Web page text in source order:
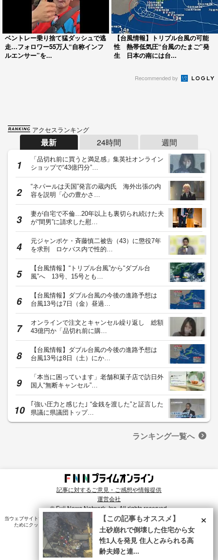
ベントレー乗り捨て猛ダッシュで逃
走…フォロワー55万人“自称インフ
ルエンサー”を...
【台風情報】トリプル台風の可能
性 熱帯低気圧“台風のたまご”発
生 日本の南には台...
Recommended by
アクセスランキング
最新 24時間 週間
「品切れ前に買うと満足感」集英社オンライン
ショップで“43億円分”…
“ネパールは天国”発言の蔵内氏 海外出張の内
容を説明「心の豊かさ…
妻が自宅で不倫…20年以上も裏切られ続けた夫
が“間男”に請求した慰…
元ジャンポケ・斉藤慎二被告（43）に懲役7年
を求刑 ロケバス内で性的…
【台風情報】“トリプル台風”から“ダブル台
風”へ 13号、15号とも…
【台風情報】ダブル台風の今後の進路予想は
台風13号は7日（金）昼過…
オンラインで注文とキャンセル繰り返し 総額
43億円か「品切れ前に購…
【台風情報】ダブル台風の今後の進路予想は
台風13号は8日（土）にか…
「本当に困っています」老舗和菓子店で訪日外
国人“無断キャンセル”…
｢強い圧力と感じた｣ “金銭を渡した”と証言した
県議に県議団トップ…
ランキング一覧へ
記事に対するご意見・ご感想や情報提供
運営会社
© Fuji News Network, Inc. All rights reserved.
当ウェブサイトでは、ユーザのニーズ・興味・関⼼に合致したコンテンツや広告配信を提供する
ためにクッキーを使⽤しています。詳細は、プライバシーポリシー をご確認ください。×
【この記事もオススメ】
土砂崩れで倒壊した住宅から女
性1人を発見 住人とみられる高
齢夫婦と連...